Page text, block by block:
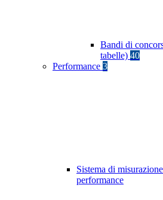
Bandi di
tabelle) 40
Performance 3
Sistema di
performance